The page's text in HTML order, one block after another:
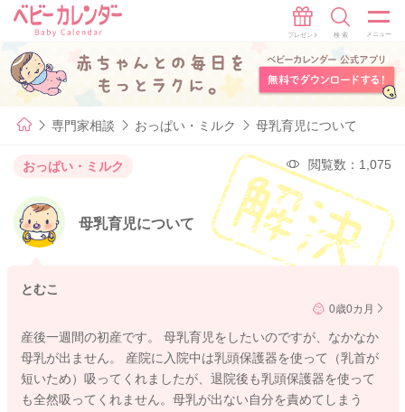
専門家相談 おっぱい・ミルク 母乳育児について
おっぱい・ミルク 閲覧数：1,075
母乳育児について
とむこ
0歳0カ月
産後一週間の初産です。 母乳育児をしたいのですが、なかなか
母乳が出ません。 産院に入院中は乳頭保護器を使って（乳首が
短いため）吸ってくれましたが、退院後も乳頭保護器を使って
も全然吸ってくれません。母乳が出ない自分を責めてしまう